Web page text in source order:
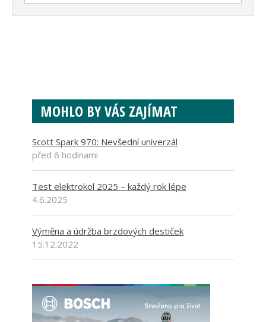
MOHLO BY VÁS ZAJÍMAT
Scott Spark 970: Nevšední univerzál
před 6 hodinami
Test elektrokol 2025 – každý rok lépe
4.6.2025
Výměna a údržba brzdových destiček
15.12.2022